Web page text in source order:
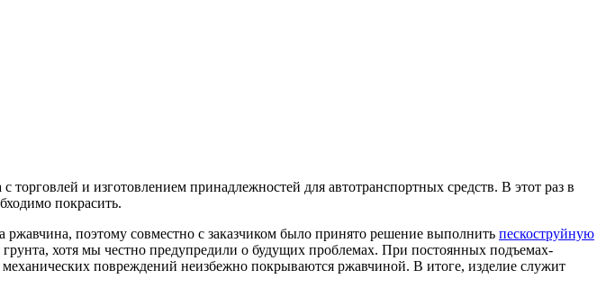
и изготовлением принадлежностей для автотранспортных средств. В этот раз в
покрасить.
поэтому совместно с заказчиком было принято решение выполнить пескоструйную
хотя мы честно предупредили о будущих проблемах. При постоянных подъемах-
повреждений неизбежно покрываются ржавчиной. В итоге, изделие служит